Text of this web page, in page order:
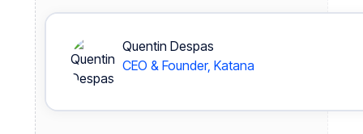
Quentin Despas
CEO & Founder, Katana